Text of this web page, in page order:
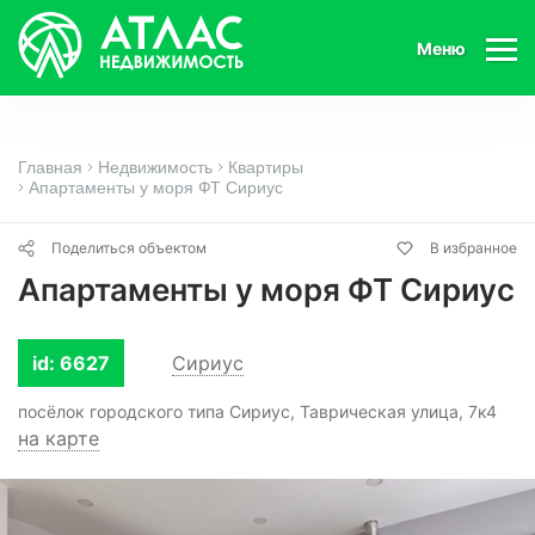
Меню
Главная Недвижимость
Квартиры
Апартаменты у моря ФТ Сириус
Поделиться объектом В избранное
Апартаменты у моря ФТ Сириус
id: 6627 Сириус
посёлок городского типа Сириус, Таврическая улица, 7к4
на карте